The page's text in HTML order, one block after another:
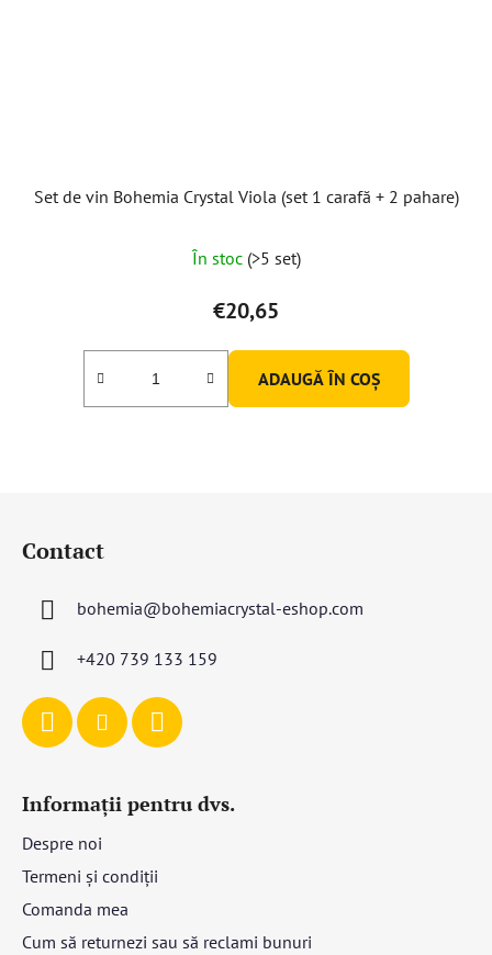
Set de vin Bohemia Crystal Viola (set 1 carafă + 2 pahare)
În stoc (>5 set)
€20,65
ADAUGĂ ÎN COŞ
Contact
bohemia@bohemiacrystal-eshop.com
+420 739 133 159
Informații pentru dvs.
Despre noi
Termeni și condiții
Comanda mea
Cum să returnezi sau să reclami bunuri